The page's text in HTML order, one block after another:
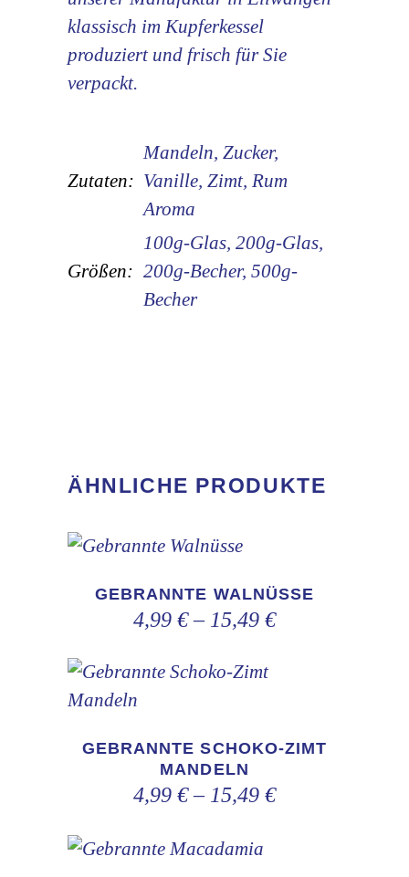
klassisch im Kupferkessel
produziert und frisch für Sie
verpackt.
Zutaten:
Mandeln, Zucker,
Vanille, Zimt, Rum
Aroma
Größen:
100g-Glas, 200g-Glas,
200g-Becher, 500g-
Becher
ÄHNLICHE PRODUKTE
Dieses
Produkt
weist
Varianten
Optionen
können
der
GEBRANNTE WALNÜSSE
4,99 €– 15,49 €
weist
mehrere
Varianten
auf.
GEBRANNTE SCHOKO-ZIMT
MANDELN
4,99 €– 15,49 €
Dieses